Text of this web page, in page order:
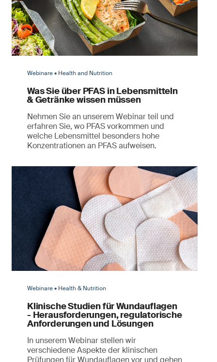
Webinare • Health and Nutrition
Was Sie über PFAS in Lebensmitteln
& Getränke wissen müssen
Nehmen Sie an unserem Webinar teil und
erfahren Sie, wo PFAS vorkommen und
welche Lebensmittel besonders hohe
Konzentrationen an PFAS aufweisen.
Webinare • Health & Nutrition
Klinische Studien für Wundauflagen
- Herausforderungen, regulatorische
Anforderungen und Lösungen
In unserem Webinar stellen wir
verschiedene Aspekte der klinischen
Prüfungen für Wundauflagen vor und gehen